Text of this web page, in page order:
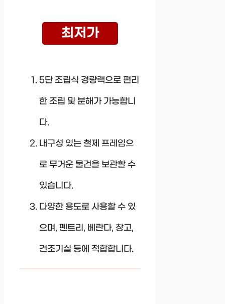
최저가
5단 조립식 경량랙으로 편리
한 조립 및 분해가 가능합니
다.
내구성 있는 철제 프레임으
로 무거운 물건을 보관할 수
있습니다.
다양한 용도로 사용할 수 있
으며, 펜트리, 베란다, 창고,
건조기실 등에 적합합니다.